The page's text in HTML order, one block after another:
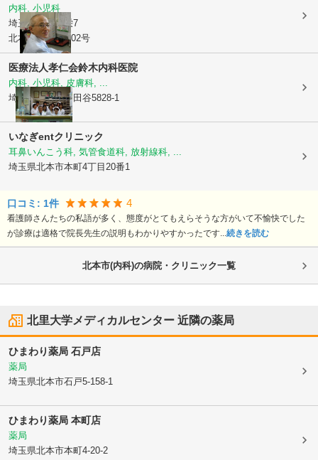
内科, 小児科
埼玉県北本市栄7
北本団地1-27 102号
医療法人孝仁会鈴木内科医院
内科, 小児科, 皮膚科, ...
埼玉県桶川市川田谷5828-1
いなぎentクリニック
耳鼻いんこう科, 気管食道科, 放射線科, ...
埼玉県北本市本町4丁目20番1
口コミ: 1件 4
看護師さんたちの私語が多く、態度がとてもえらそうな方がいて不愉快でした
が診療は適格で院長先生の説明もわかりやすかったです...続きを読む
北本市(内科)の病院・クリニック一覧
北里大学メディカルセンター 近隣の薬局
ひまわり薬局 石戸店
薬局
埼玉県北本市石戸5-158-1
ひまわり薬局 本町店
薬局
埼玉県北本市本町4-20-2